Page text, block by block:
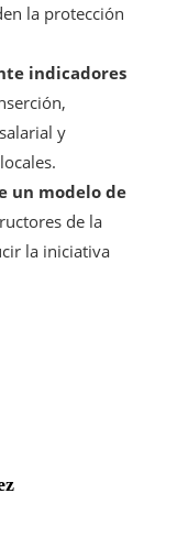
la protección
indicadores
y
un modelo de
de la
la iniciativa